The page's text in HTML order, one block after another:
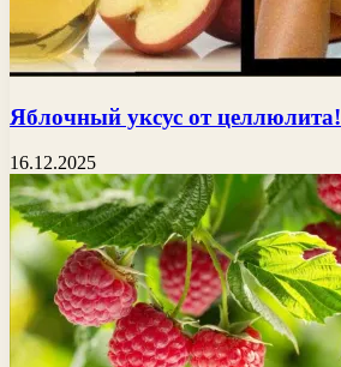
Яблочный уксус от целлюлита!
16.12.2025